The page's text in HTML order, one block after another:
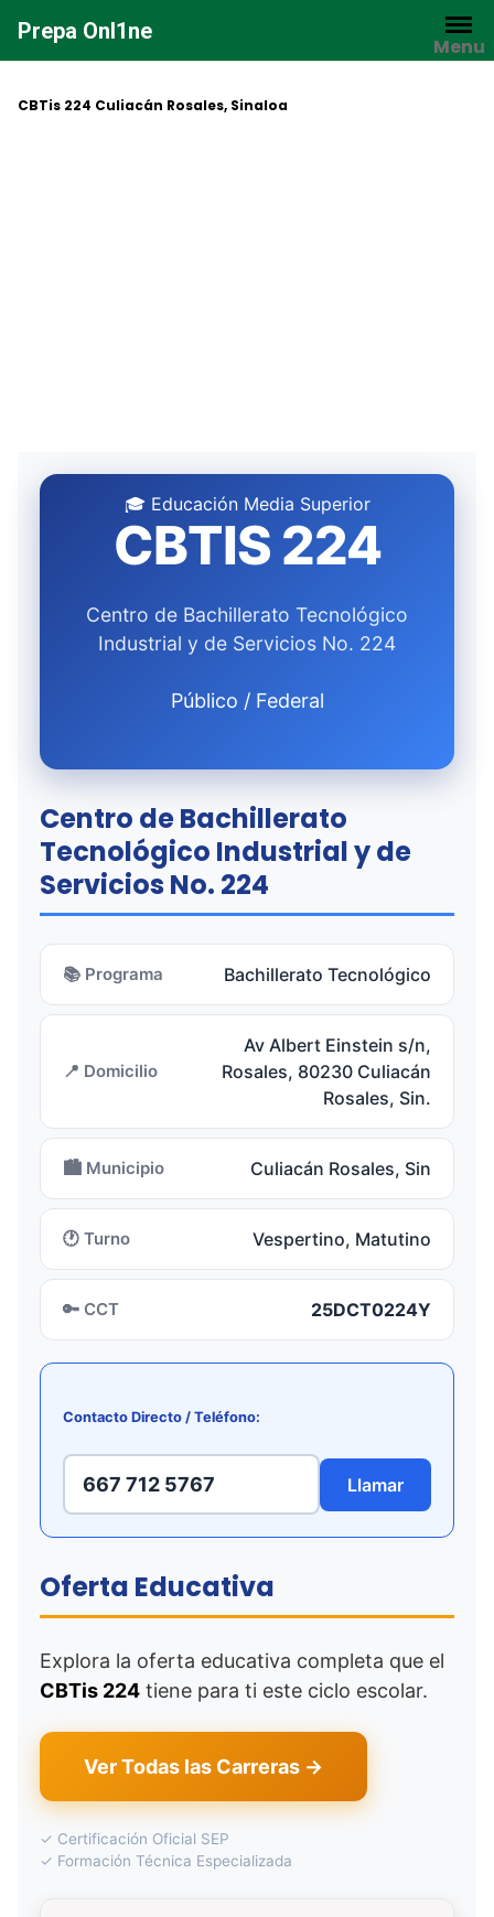
contenido
Prepa Onl1ne
Menu
CBTis 224 Culiacán Rosales, Sinaloa
🎓 Educación Media Superior
CBTIS 224
Centro de Bachillerato Tecnológico
Industrial y de Servicios No. 224
Público / Federal
Centro de Bachillerato
Tecnológico Industrial y de
Servicios No. 224
📚 Programa Bachillerato Tecnológico
📍 Domicilio
Av Albert Einstein s/n,
Rosales, 80230 Culiacán
Rosales, Sin.
🏙️ Municipio Culiacán Rosales, Sin
🕐 Turno Vespertino, Matutino
🔑 CCT 25DCT0224Y
Contacto Directo / Teléfono:
667 712 5767 Llamar
Oferta Educativa
Explora la oferta educativa completa que el
CBTis 224 tiene para ti este ciclo escolar.
Ver Todas las Carreras →
✓ Certificación Oficial SEP
✓ Formación Técnica Especializada